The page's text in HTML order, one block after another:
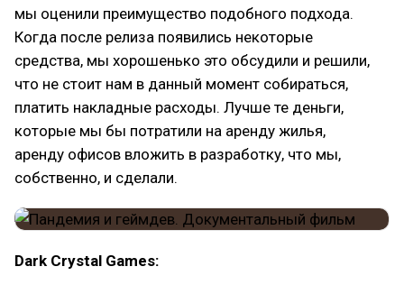
мы оценили преимущество подобного подхода.
Когда после релиза появились некоторые
средства, мы хорошенько это обсудили и решили,
что не стоит нам в данный момент собираться,
платить накладные расходы. Лучше те деньги,
которые мы бы потратили на аренду жилья,
аренду офисов вложить в разработку, что мы,
собственно, и сделали.
Dark Crystal Games: